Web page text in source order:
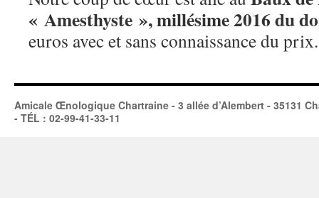
« Amesthyste », millésime 2016 du
euros avec et sans connaissance du prix.
Amicale Œnologique Chartraine - 3 allée d’Alembert - 35131
- TÉL : 02-99-41-33-11